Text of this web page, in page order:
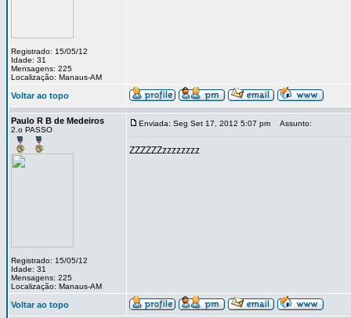
Registrado: 15/05/12
Idade: 31
Mensagens: 225
Localização: Manaus-AM
Voltar ao topo
Paulo R B de Medeiros
2.o PASSO
Registrado: 15/05/12
Idade: 31
Mensagens: 225
Localização: Manaus-AM
Enviada: Seg Set 17, 2012 5:07 pm Assunto:
ZZZZZZzzzzzzzz
Voltar ao topo